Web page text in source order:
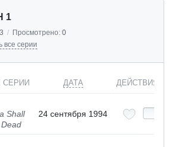
1
/ Просмотрено: 0
все серии
СЕРИИ ДАТА ДЕЙСТВИЯ
Shall
24 сентября 1994